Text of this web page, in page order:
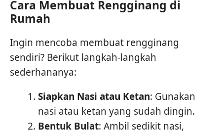
Cara Membuat Rengginang di
Rumah
Ingin mencoba membuat rengginang
sendiri? Berikut langkah-langkah
sederhananya:
Siapkan Nasi atau Ketan: Gunakan
nasi atau ketan yang sudah dingin.
Bentuk Bulat: Ambil sedikit nasi,